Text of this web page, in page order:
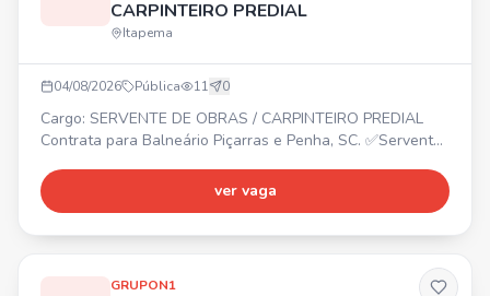
CARPINTEIRO PREDIAL
Itapema
04/08/2026 Pública 11 0
Cargo: SERVENTE DE OBRAS / CARPINTEIRO PREDIAL
Contrata para Balneário Piçarras e Penha, SC. ✅Servente
ver vaga
GRUPON1